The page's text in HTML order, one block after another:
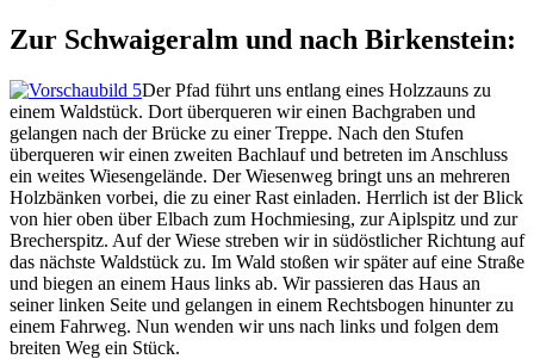
Zur Schwaigeralm und nach Birkenstein:
Der Pfad führt uns entlang eines Holzzauns zu
einem Waldstück. Dort überqueren wir einen Bachgraben und
gelangen nach der Brücke zu einer Treppe. Nach den Stufen
überqueren wir einen zweiten Bachlauf und betreten im Anschluss
ein weites Wiesengelände. Der Wiesenweg bringt uns an mehreren
Holzbänken vorbei, die zu einer Rast einladen. Herrlich ist der Blick
von hier oben über Elbach zum Hochmiesing, zur Aiplspitz und zur
Brecherspitz. Auf der Wiese streben wir in südöstlicher Richtung auf
das nächste Waldstück zu. Im Wald stoßen wir später auf eine Straße
und biegen an einem Haus links ab. Wir passieren das Haus an
seiner linken Seite und gelangen in einem Rechtsbogen hinunter zu
einem Fahrweg. Nun wenden wir uns nach links und folgen dem
breiten Weg ein Stück.